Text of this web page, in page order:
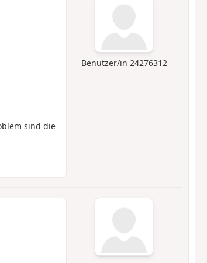
Benutzer/in 24276312
sind die